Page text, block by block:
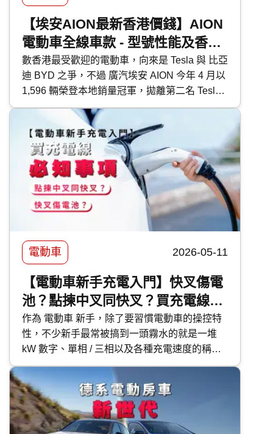
【埃安AION最新香港價錢】AION
電動車全線車款 - 型號性能及香港
售價比較｜N60、i60 規格搶先睇
數香港最受歡迎的電動車，向來是 Tesla 與 比亞
迪 BYD 之爭，不過 廣汽埃安 AION 今年 4 月以
1,596 輛榮登本地銷量冠軍，拋離第二名 Tesla
逾 10%，究竟廣汽埃安 AION 有何吸引力，以
黑馬姿態跑贏 Tesla 及 BYD 比亞迪？今天 快而
保 便與大家詳細講解廣汽埃安 AION 各型號的
功能、特點及定位，以及售後保養等各種準車主
關心的問題。 快而保 超過 25 年專營 汽車保險
經驗，比較逾 60 間保險公司，提供特低 全保 及
三保 保費。
電動車 2026-05-11
【電動車新手充電入門】快叉傷電
池？點揀中叉同快叉？買充電線必
知事項
作為 電動車 新手，除了要習慣電動車的操控特
性，不少新手最常被搞到一頭霧水的就是一堆
kW 數字、單相 / 三相以及各種充電速度的稱
呼。今次 快而保 便針對香港電動車新手，由淺
入深搞清楚所有充電細節及迷思。